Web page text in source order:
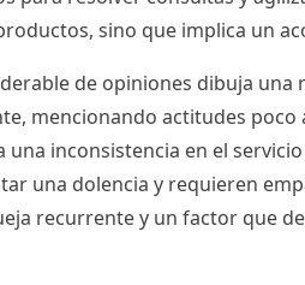
sino que implica un
de opiniones dibuja
mencionando actitudes
una inconsistencia en el
una dolencia y requieren
recurrente y un factor que